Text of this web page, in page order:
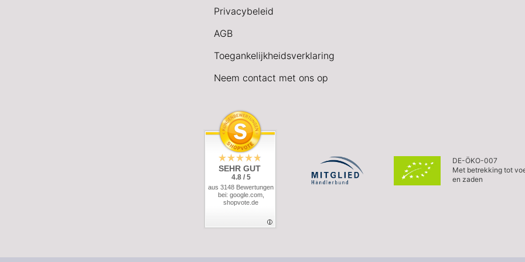
Privacybeleid
AGB
Toegankelijkheidsverklaring
Neem contact met ons op
SEHR GUT
4.8 / 5
aus 3148 Bewertungen
bei: google.com,
shopvote.de
DE-ÖKO-007
Met betrekking tot
en zaden